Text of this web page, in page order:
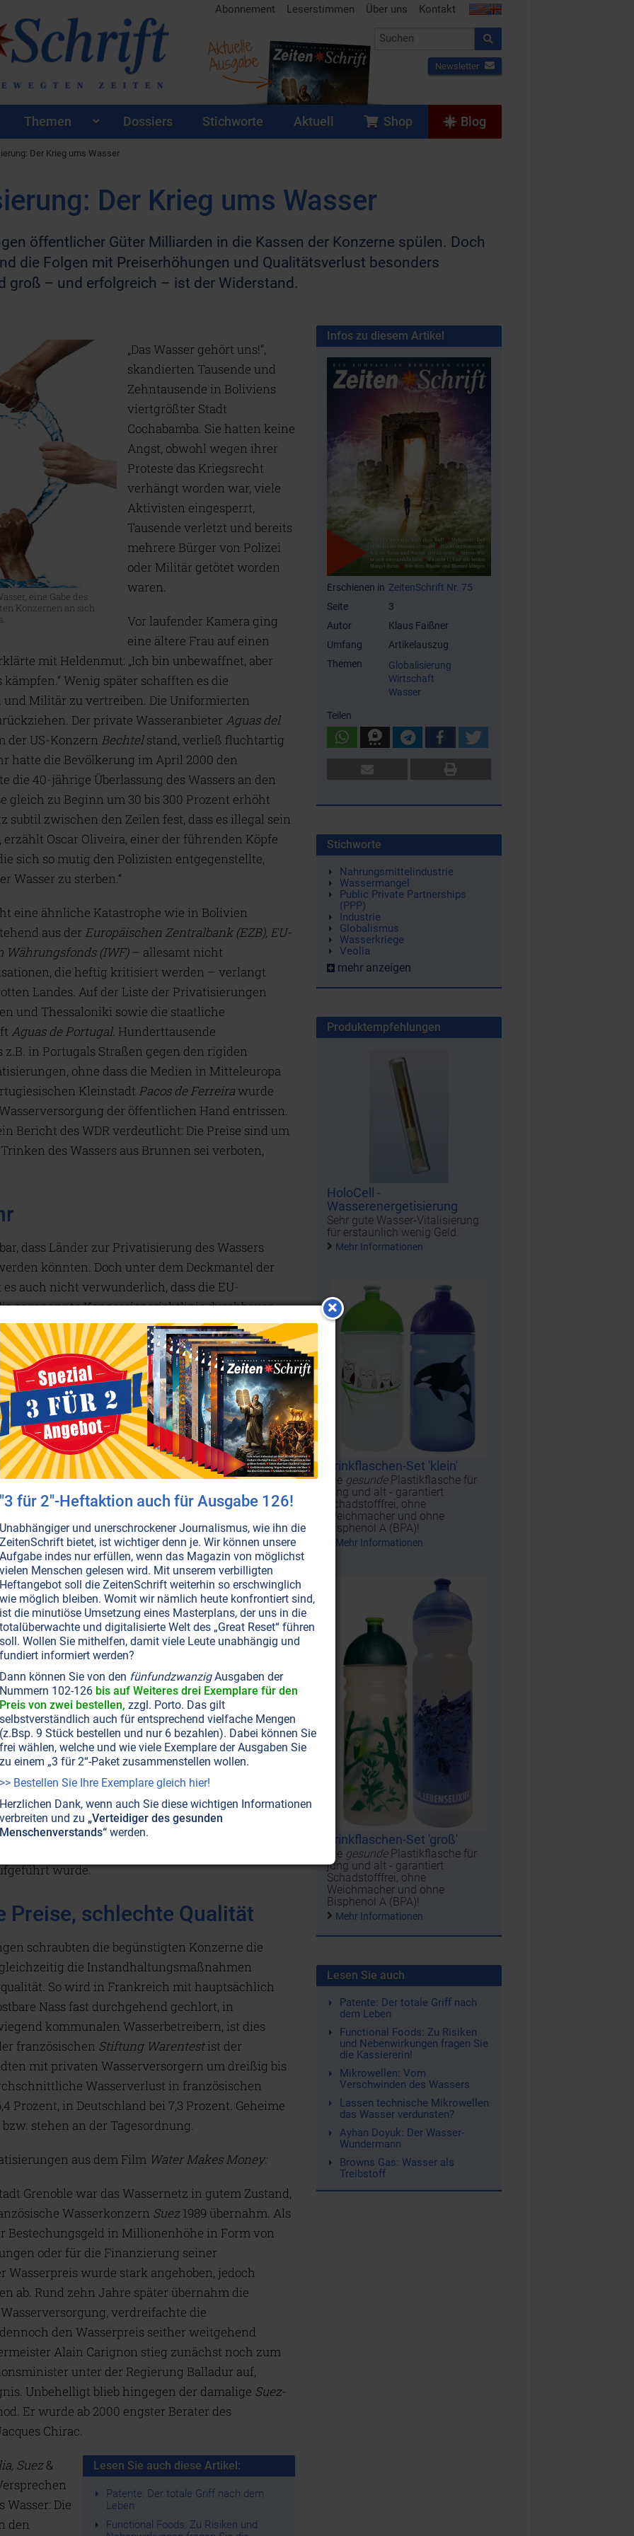
Abonnement Leserstimmen Über uns Kontakt
Newsletter
Aktuelle
Ausgabe
Themen Dossiers Stichworte Aktuell Shop Blog
Der Krieg ums Wasser
Der Krieg ums Wasser
öffentlicher Güter Milliarden in die Kassen der Konzerne spülen. Doch
die Folgen mit Preiserhöhungen und Qualitätsverlust besonders
groß – und erfolgreich – ist der Widerstand.
eine Gabe des
Konzernen an sich
„Das Wasser gehört uns!“,
skandierten Tausende und
Zehntausende in Boliviens
viertgrößter Stadt
Cochabamba. Sie hatten keine
Angst, obwohl wegen ihrer
Proteste das Kriegsrecht
verhängt worden war, viele
Aktivisten eingesperrt,
Tausende verletzt und bereits
mehrere Bürger von Polizei
oder Militär getötet worden
waren.
Vor laufender Kamera ging
eine ältere Frau auf einen
mit Heldenmut: „Ich bin unbewaffnet, aber
Wenig später schafften es die
und Militär zu vertreiben. Die Uniformierten
Der private Wasseranbieter Aguas del
der US-Konzern Bechtelstand, verließ fluchtartig
hatte die Bevölkerung im April 2000 den
die 40-jährige Überlassung des Wassers an den
gleich zu Beginn um 30 bis 300 Prozent erhöht
subtil zwischen den Zeilen fest, dass es illegal sein
erzählt Oscar Oliveira, einer der führenden Köpfe
sich so mutig den Polizisten entgegenstellte,
Wasser zu sterben.“
eine ähnliche Katastrophe wie in Bolivien
aus der Europäischen Zentralbank (EZB), EU-
(IWF)– allesamt nicht
die heftig kritisiert werden – verlangt
Landes. Auf der Liste der Privatisierungen
und Thessaloniki sowie die staatliche
Aguas de Portugal. Hunderttausende
in Portugals Straßen gegen den rigiden
ohne dass die Medien in Mitteleuropa
Kleinstadt Pacos de Ferreirawurde
der öffentlichen Hand entrissen.
Bericht des WDR verdeutlicht: Die Preise sind um
des Wassers aus Brunnen sei verboten,
dass Länder zur Privatisierung des Wassers
könnten. Doch unter dem Deckmantel der
auch nicht verwunderlich, dass die EU-
sogenannte Konzessionsrichtlinie durchboxen
die EU-weite Ausschreibung von
auch beim Wasser. Sie bedeutet zwar keinen
jedoch bekommen die Konzerne leichter den Fuß
den Binnenmarkt zu optimieren“, sollten mehr
finanzierter Infrastruktur Gewinne einfahren
Die Richtlinie soll „einen verbesserten
gewährleisten.
Wiener Finanzstadträtin Renate Brauner
um wichtige gemeinwohlorientierte
regte sich EU-weiter Protest, der in erster
mündete. Doch dieses
Auswirkungen lindern, nicht jedoch die
und Privatisierung öffentlicher
Daher haben Staaten nur mit einem Austritt aus
Eigentum = Bürgereigentum“ komplett
ein offizielles UNO-Menschenrecht. Jedoch ist
jeder Mensch braucht und mit dem Konzerne und
machen können – und viel Macht ausüben
brachte Jean-Luc Touly. Der Franzose arbeitete
Veolia,unter anderem in der
Nach eigenen Angaben
Euro „Schweigegeld“ bestechen, was er
auf dem Fuß. 2010 kam der FilmWater Makes
für den Touly der wichtigste Informant war.
zu verhindern, worauf der Film europaweit in über
wurde.
Preise, schlechte Qualität
schraubten die begünstigten Konzerne die
die Instandhaltungsmaßnahmen
So wird in Frankreich mit hauptsächlich
Nass fast durchgehend gechlort, in
kommunalen Wasserbetreibern, ist dies
französischen Stiftung Warentestist der
mit privaten Wasserversorgern um dreißig bis
Wasserverlust in französischen
Prozent, in Deutschland bei 7,3 Prozent. Geheime
stehen an der Tagesordnung.
aus dem Film Water Makes Money:
Grenoble war das Wassernetz in gutem Zustand,
Wasserkonzern Suez1989 übernahm. Als
Bestechungsgeld in Millionenhöhe in Form von
oder für die Finanzierung seiner
Wasserpreis wurde stark angehoben, jedoch
ab. Rund zehn Jahre später übernahm die
verdreifachte die
den Wasserpreis seither weitgehend
Alain Carignon stieg zunächst noch zum
unter der Regierung Balladur auf,
Unbehelligt blieb hingegen der damalige Suez-
Er wurde ab 2000 engster Berater des
Chirac.
Lesen Sie auch diese Artikel:
Patente: Der totale Griff nach dem
Leben
Functional Foods: Zu Risiken und
Suez&
Wasser: Die
den
Infos zu diesem Artikel
Erschienen in ZeitenSchrift Nr. 75
Seite
3
Autor
Klaus Faißner
Umfang
Artikelauszug
Themen
Globalisierung
Wirtschaft
Wasser
Teilen
Stichworte
Nahrungsmittelindustrie
Wassermangel
Public Private Partnerships
(PPP)
Industrie
Globalismus
Wasserkriege
Veolia
mehr anzeigen
Produktempfehlungen
HoloCell -
Wasserenergetisierung
Sehr gute Wasser-Vitalisierung
für erstaunlich wenig Geld.
Mehr Informationen
Trinkflaschen-Set 'klein'
Die gesundePlastikflasche für
jung und alt - garantiert
Schadstofffrei, ohne
Weichmacher und ohne
Bisphenol A (BPA)!
Mehr Informationen
Trinkflaschen-Set 'groß'
Die gesundePlastikflasche für
jung und alt - garantiert
Schadstofffrei, ohne
Weichmacher und ohne
Bisphenol A (BPA)!
Mehr Informationen
Lesen Sie auch
Patente: Der totale Griff nach
dem Leben
Functional Foods: Zu Risiken
und Nebenwirkungen fragen Sie
die Kassiererin!
Mikrowellen: Vom
Verschwinden des Wassers
Lassen technische Mikrowellen
das Wasser verdunsten?
Ayhan Doyuk: Der Wasser-
Wundermann
Browns Gas: Wasser als
Treibstoff
"3 für 2"-Heftaktion auch für Ausgabe 126!
Unabhängiger und unerschrockener Journalismus, wie ihn die
ZeitenSchrift bietet, ist wichtiger denn je. Wir können unsere
Aufgabe indes nur erfüllen, wenn das Magazin von möglichst
vielen Menschen gelesen wird. Mit unserem verbilligten
Heftangebot soll die ZeitenSchrift weiterhin so erschwinglich
wie möglich bleiben. Womit wir nämlich heute konfrontiert sind,
ist die minutiöse Umsetzung eines Masterplans, der uns in die
totalüberwachte und digitalisierte Welt des „Great Reset“ führen
soll. Wollen Sie mithelfen, damit viele Leute unabhängig und
fundiert informiert werden?
Dann können Sie von den fünfundzwanzigAusgaben der
Nummern 102-126 bis auf Weiteres drei Exemplare für den
Preis von zwei bestellen, zzgl. Porto. Das gilt
selbstverständlich auch für entsprechend vielfache Mengen
(z.Bsp. 9 Stück bestellen und nur 6 bezahlen). Dabei können Sie
frei wählen, welche und wie viele Exemplare der Ausgaben Sie
zu einem „3 für 2“-Paket zusammenstellen wollen.
>> Bestellen Sie Ihre Exemplare gleich hier!
Herzlichen Dank, wenn auch Sie diese wichtigen Informationen
verbreiten und zu „Verteidiger des gesunden
Menschenverstands“werden.